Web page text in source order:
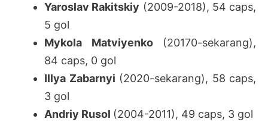
Yaroslav Rakitskiy (2009-2018), 54 caps,
5 gol
Mykola Matviyenko(20170-sekarang),
84 caps, 0 gol
Illya Zabarnyi (2020-sekarang), 58 caps,
3 gol
Andriy Rusol (2004-2011), 49 caps, 3 gol